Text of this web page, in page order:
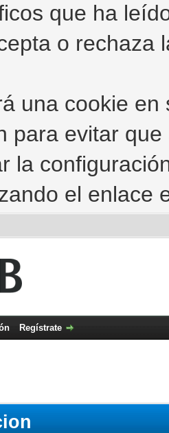
que ha
o rechaza
una cookie
para evitar
la
el enlace
Regístrate